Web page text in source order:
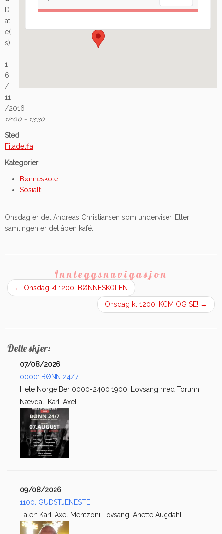
Arrangement
D
at
e(
s)
-
1
6
/
11
/2016
12:00 - 13:30
Sted
Filadelfia
Kategorier
Bønneskole
Sosialt
Onsdag er det Andreas Christiansen som underviser. Etter
samlingen er det åpen kafé.
Innleggsnavigasjon
← Onsdag kl 1200: BØNNESKOLEN
Onsdag kl 1200: KOM OG SE! →
Dette skjer:
07/08/2026
0000: BØNN 24/7
Hele Norge Ber 0000-2400 1900: Lovsang med Torunn
Nævdal. Karl-Axel...
09/08/2026
1100: GUDSTJENESTE
Taler: Karl-Axel Mentzoni Lovsang: Anette Augdahl